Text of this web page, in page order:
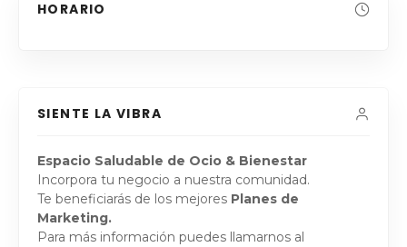
HORARIO
SIENTE LA VIBRA
Espacio Saludable de Ocio & Bienestar
Incorpora tu negocio a nuestra comunidad.
Te beneficiarás de los mejores Planes de
Marketing.
Para más información puedes llamarnos al